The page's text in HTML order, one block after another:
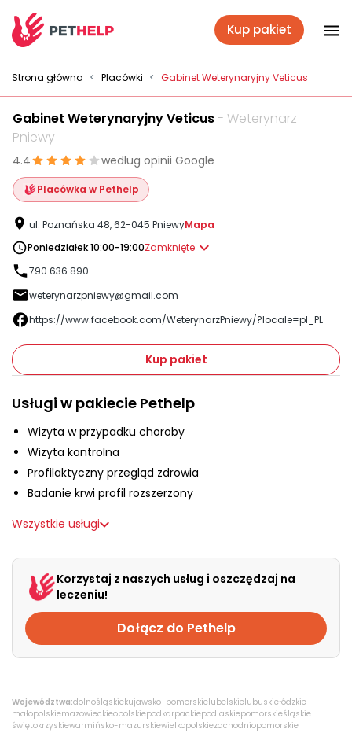
+48 790 277 277
EN
Pakiety weterynaryjne
Ubezpieczenie psa i kota
Benefit dla firm
O nas
Placówki
Zaloguj się
Kup pakiet
Strona główna < Placówki < Gabinet Weterynaryjny Veticus
Gabinet Weterynaryjny Veticus- Weterynarz
Pniewy
4.4 według opinii Google
Placówka w Pethelp
ul. Poznańska 48, 62-045 PniewyMapa
Poniedziałek 10:00-19:00Zamknięte
790 636 890
weterynarzpniewy@gmail.com
https://www.facebook.com/WeterynarzPniewy/?locale=pl_PL
Kup pakiet
Usługi w pakiecie Pethelp
Wizyta w przypadku choroby
Wizyta kontrolna
Profilaktyczny przegląd zdrowia
Badanie krwi profil rozszerzony
Wszystkie usługi
Korzystaj z naszych usług i oszczędzaj na
leczeniu!
Dołącz do Pethelp
Województwa:dolnośląskiekujawsko-pomorskielubelskielubuskiełódzkie
małopolskiemazowieckieopolskiepodkarpackiepodlaskiepomorskieśląskie
świętokrzyskiewarmińsko-mazurskiewielkopolskiezachodniopomorskie